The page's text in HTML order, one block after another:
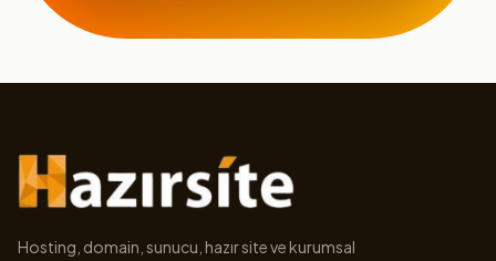
Hosting, domain, sunucu, hazır site ve kurumsal